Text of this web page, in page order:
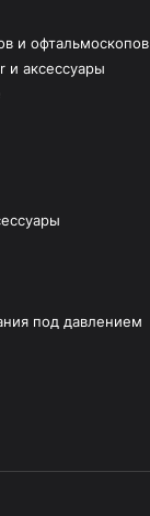
и офтальмоскопов
и аксессуары
под давлением